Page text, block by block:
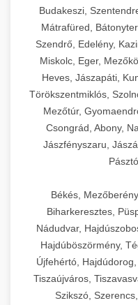
Budakeszi,
Mátrafüred,
Szendrő, Edelény,
Miskolc, Eger,
Heves, Jászapáti,
Törökszentmiklós,
Mezőtúr,
Csongrád, Abony,
Jászfényszaru,
Békés,
Biharkeresztes,
Nádudvar,
Hajdúböszörmény,
Újfehértó,
Tiszaújváros,
Szikszó,